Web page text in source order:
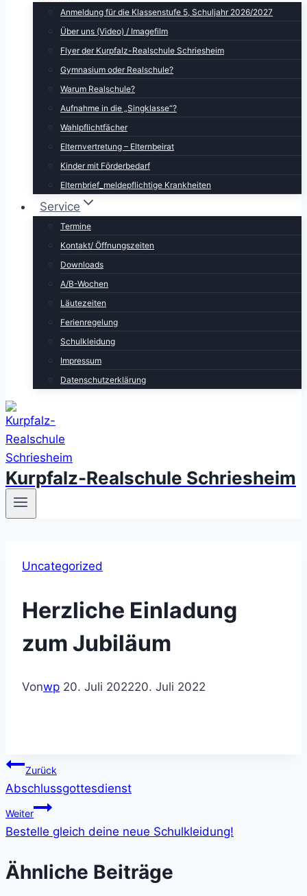
Anmeldung für die Klassenstufe 5, Schuljahr 2026/2027
Über uns (Video) / Imagefilm
Flyer der Kurpfalz-Realschule Schriesheim
Gymnasium oder Realschule?
Warum Realschule?
Aufnahme in die „Singklasse“?
Wahlpflichtfächer
Elternvertretung – Elternbeirat
Kinder mit Förderbedarf
Elternbrief_meldepflichtige Krankheiten
Service
Termine
Kontakt/ Öffnungszeiten
Downloads
A/B-Wochen
Läutezeiten
Ferienregelung
Schulkleidung
Impressum
Datenschutzerklärung
Kurpfalz-Realschule Schriesheim
Uncategorized
Herzliche Einladung
zum Jubiläum
Vonwp 20. Juli 202220. Juli 2022
Beitragsnavigation
Zurück
Abschlussgottesdienst
Weiter
Bestelle gleich deine neue Schulkleidung!
Ähnliche Beiträge